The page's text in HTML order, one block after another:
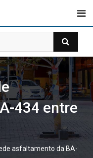
434 entre
asfaltamento da BA-